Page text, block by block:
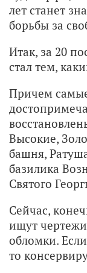
лет станет
борьбы за
Итак, за 20
стал тем,
Причем
Высокие,
башня,
базилика
Святого
Сейчас,
ищут
обломки.
то